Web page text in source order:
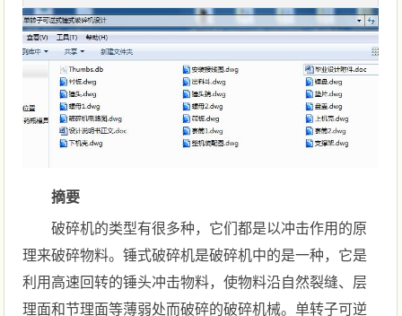
摘要
破碎机的类型有很多种，它们都是以冲击作用的原
理来破碎物料。锤式破碎机是破碎机中的是一种，它是
利用高速回转的锤头冲击物料，使物料沿自然裂缝、层
理面和节理面等薄弱处而破碎的破碎机械。单转子可逆